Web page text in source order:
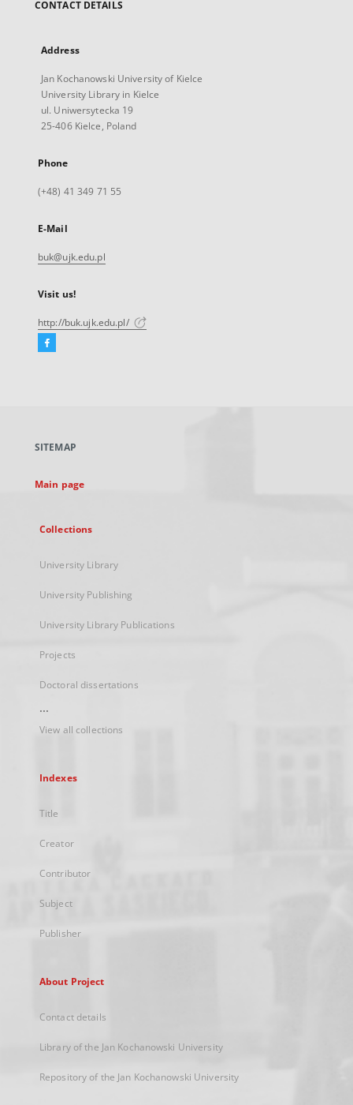
CONTACT DETAILS
Address
Jan Kochanowski University of Kielce
University Library in Kielce
ul. Uniwersytecka 19
25-406 Kielce, Poland
Phone
(+48) 41 349 71 55
E-Mail
buk@ujk.edu.pl
Visit us!
http://buk.ujk.edu.pl/
Facebook
new
SITEMAP
Main page
Collections
University Library
University Publishing
University Library Publications
Projects
Doctoral dissertations
...
View all collections
Indexes
Title
Creator
Contributor
Subject
Publisher
About Project
Contact details
Library of the Jan Kochanowski University
Repository of the Jan Kochanowski University